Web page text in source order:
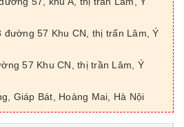
đường 57 Khu CN, thị trấn Lâm, Ý
57 Khu CN, thị trần Lâm, Ý
Giáp Bát, Hoàng Mai, Hà Nội